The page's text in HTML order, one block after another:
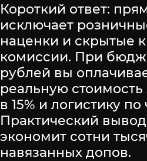
Короткий ответ:
исключает
наценки и скрытые
комиссии. При
рублей вы
реальную
в 15% и логистику по
Практический
экономит сотни
навязанных допов.